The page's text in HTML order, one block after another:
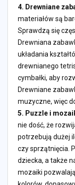
4. Drewniane
materiałów są
Sprawdzą się
Drewniana
układania
drewnianego
cymbałki, aby
Drewniane
muzyczne, więc
5. Puzzle i
nie dość, że
potrzebują dużej
czy sprzątnięcia.
dziecka, a także
mozaiki